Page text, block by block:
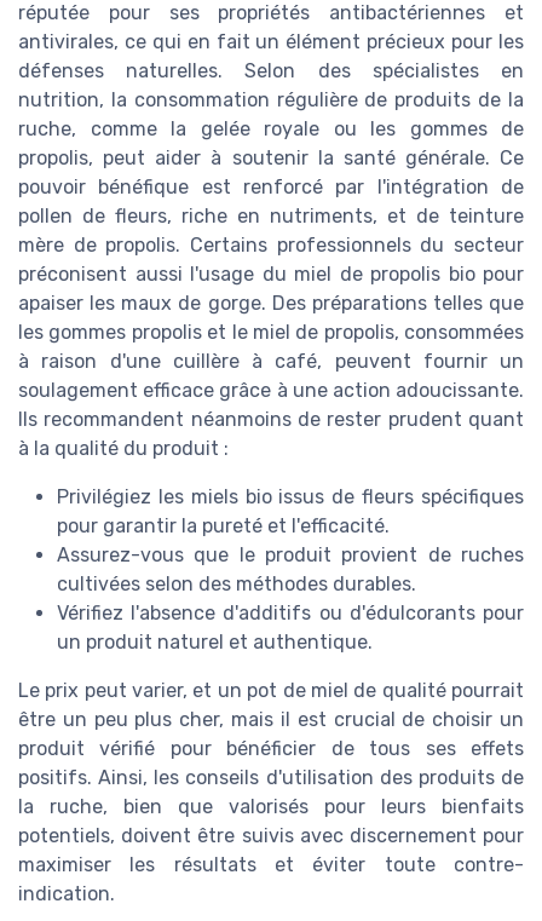
réputée pour ses propriétés antibactériennes et
antivirales, ce qui en fait un élément précieux pour les
défenses naturelles. Selon des spécialistes en
nutrition, la consommation régulière de produits de la
ruche, comme la gelée royale ou les gommes de
propolis, peut aider à soutenir la santé générale. Ce
pouvoir bénéfique est renforcé par l'intégration de
pollen de fleurs, riche en nutriments, et de teinture
mère de propolis. Certains professionnels du secteur
préconisent aussi l'usage du miel de propolis bio pour
apaiser les maux de gorge. Des préparations telles que
les gommes propolis et le miel de propolis, consommées
à raison d'une cuillère à café, peuvent fournir un
soulagement efficace grâce à une action adoucissante.
Ils recommandent néanmoins de rester prudent quant
à la qualité du produit :
Privilégiez les miels bio issus de fleurs spécifiques
pour garantir la pureté et l'efficacité.
Assurez-vous que le produit provient de ruches
cultivées selon des méthodes durables.
Vérifiez l'absence d'additifs ou d'édulcorants pour
un produit naturel et authentique.
Le prix peut varier, et un pot de miel de qualité pourrait
être un peu plus cher, mais il est crucial de choisir un
produit vérifié pour bénéficier de tous ses effets
positifs. Ainsi, les conseils d'utilisation des produits de
la ruche, bien que valorisés pour leurs bienfaits
potentiels, doivent être suivis avec discernement pour
maximiser les résultats et éviter toute contre-
indication.